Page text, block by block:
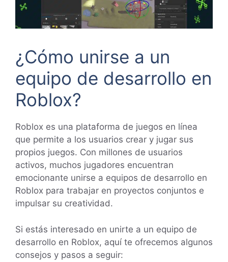
¿Cómo unirse a un
equipo de desarrollo en
Roblox?
Roblox es una plataforma de juegos en línea
que permite a los usuarios crear y jugar sus
propios juegos. Con millones de usuarios
activos, muchos jugadores encuentran
emocionante unirse a equipos de desarrollo en
Roblox para trabajar en proyectos conjuntos e
impulsar su creatividad.
Si estás interesado en unirte a un equipo de
desarrollo en Roblox, aquí te ofrecemos algunos
consejos y pasos a seguir: